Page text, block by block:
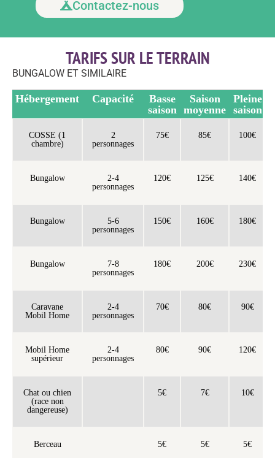
Contactez-nous
TARIFS SUR LE TERRAIN
BUNGALOW ET SIMILAIRE
Hébergement Capacité
Basse
saison
Saison
moyenne
Pleine
saison
COSSE (1
chambre)
2
personnages
75€ 85€ 100€
Bungalow
2-4
personnages
120€ 125€ 140€
Bungalow
5-6
personnages
150€ 160€ 180€
Bungalow
7-8
personnages
180€ 200€ 230€
Caravane
Mobil Home
2-4
personnages
70€ 80€ 90€
Mobil Home
supérieur
2-4
personnages
80€ 90€ 120€
Chat ou chien
(race non
dangereuse)
5€ 7€ 10€
Berceau 5€ 5€ 5€